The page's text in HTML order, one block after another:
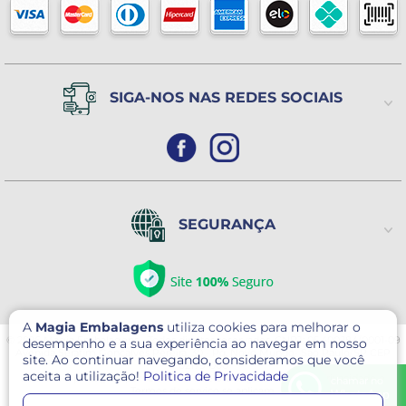
WhatsApp
A Magia Embalagens utiliza cookies para melhorar o
desempenho e a sua experiência ao navegar em nosso
site. Ao continuar navegando, consideramos que você
aceita a utilização! Politica de Privacidade
(Exceto Feriados)
SIGA-NOS NAS REDES SOCIAIS
SEGURANÇA
© 2026 Magia Embalagens - Todos direitos reservados. CNPJ: 05.400.184/0001-09
Avenida Serafim Gonçalves Pereira, 30 - Pq. Novo Mundo- São Paulo/SP CEP
02179-000
Este site é protegido por reCAPTCHA e o GooglePolítica de Privacidade
Termos de serviçose aplicam.